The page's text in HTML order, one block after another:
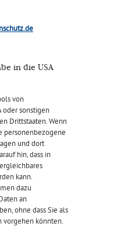
in die USA
von
oder sonstigen
Drittstaaten. Wenn
personenbezogene
und dort
hin, dass in
kann.
dazu
an
ohne dass Sie als
könnten.